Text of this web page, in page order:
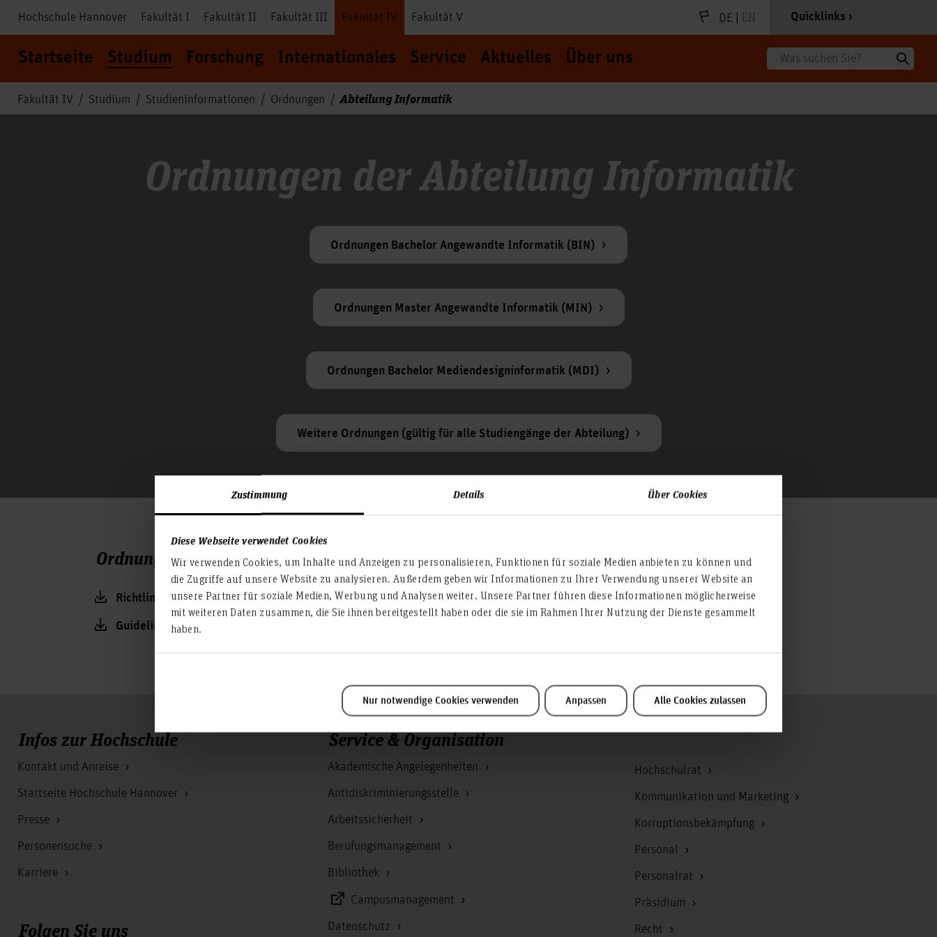
Zustimmung Details Über Cookies
Diese Webseite verwendet Cookies
Wir verwenden Cookies, um Inhalte und Anzeigen zu personalisieren, Funktionen für soziale Medien anbieten zu können und
die Zugriffe auf unsere Website zu analysieren. Außerdem geben wir Informationen zu Ihrer Verwendung unserer Website an
unsere Partner für soziale Medien, Werbung und Analysen weiter. Unsere Partner führen diese Informationen möglicherweise
mit weiteren Daten zusammen, die Sie ihnen bereitgestellt haben oder die sie im Rahmen Ihrer Nutzung der Dienste gesammelt
haben.
Nur notwendige Cookies verwenden Anpassen Alle Cookies zulassen
Hochschule Hannover Fakultät I Fakultät II Fakultät III Fakultät IV Fakultät V DE | EN Quicklinks
Startseite Studium Forschung Internationales Service Aktuelles Über uns Suche
Fakultät IV Studium Studieninformationen Ordnungen Abteilung Informatik
Ordnungen der Abteilung Informatik
Ordnungen Bachelor Angewandte Informatik (BIN)
Ordnungen Master Angewandte Informatik (MIN)
Ordnungen Bachelor Mediendesigninformatik (MDI)
Weitere Ordnungen (gültig für alle Studiengänge der Abteilung)
Ordnungen (gültig für alle Studiengänge der Abteilung Informatik)
Richtlinien zur Nutzung des Datennetzes in der Fakultät IV, Abteilung Informatik der Hochschule Hannover
Guidelines for using the computer network of the department of Computer Science at faculty IV of the Hochschule Hannover
Infos zur Hochschule
Kontakt und Anreise
Startseite Hochschule Hannover
Presse
Personensuche
Karriere
Folgen Sie uns
Service & Organisation
Akademische Angelegenheiten
Antidiskriminierungsstelle
Arbeitssicherheit
Berufungsmanagement
Bibliothek
Campusmanagement
Datenschutz
Hochschulrat
Kommunikation und Marketing
Korruptionsbekämpfung
Personal
Personalrat
Präsidium
Recht